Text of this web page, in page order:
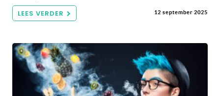
LEES VERDER 12 september 2025